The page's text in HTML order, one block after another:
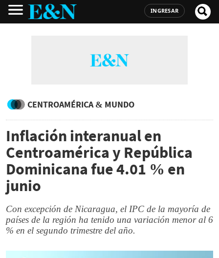
INGRESAR
CENTROAMÉRICA & MUNDO
Inflación interanual en
Centroamérica y República
Dominicana fue 4.01 % en
junio
Con excepción de Nicaragua, el IPC de la mayoría de
países de la región ha tenido una variación menor al 6
% en el segundo trimestre del año.